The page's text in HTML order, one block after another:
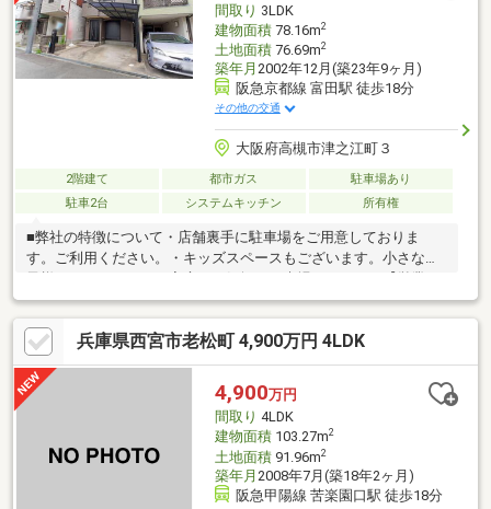
間取り 3LDK
建物面積78.16m2
土地面積76.69m2
築年月 2002年12月(築23年9ヶ月)
阪急京都線 富田駅 徒歩18分
その他の交通
大阪府高槻市津之江町３
2階建て 都市ガス
駐車場あり
駐車2台
システムキッチン 所有権
■弊社の特徴について・店舗裏手に駐車場をご用意しておりま
す。ご利用ください。・キッズスペースもございます。小さなお
日】定休日はございません。水曜日も営業しております。【営業
時間】10：00～19：00※上記時間はお電話が繋がりやすくなって
おります。・リフォーム、ローンの専門担当がおりますので、何
でも気軽にご相談いただけます！■ウィル不動産販売■『年中無
休』午前10時から午後7時まで営業しています・その他、弊社独
自の物件管理システム「Willing-Navi」で、お客様にぴったりの物
件のご紹介が可能！・物件管理システムを使
兵庫県西宮市老松町 4,900万円 4LDK
4,900万円
間取り 4LDK
建物面積103.27m2
土地面積91.96m2
築年月 2008年7月(築18年2ヶ月)
阪急甲陽線 苦楽園口駅 徒歩18分